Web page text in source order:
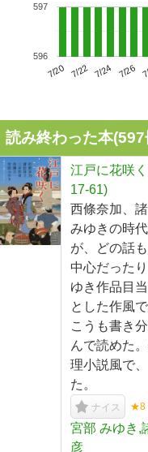
7/20 7/22 7/24 7/26
596
597
読み終わった本(597
江戸に花咲
17-61)
西條奈加、
みゆきの時
が、どの話
中心だった
ゆき作品目
とした作風
こうも書き
んで読めた
理小説風で
た。
ナイス ★8
宮部 みゆき,
彦